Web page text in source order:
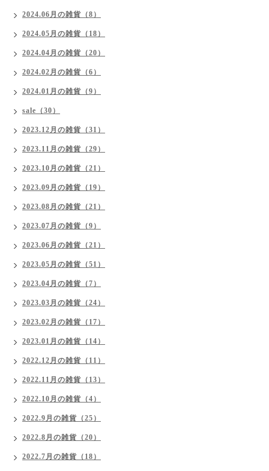
2024.06月の雑貨（8）
2024.05月の雑貨（18）
2024.04月の雑貨（20）
2024.02月の雑貨（6）
2024.01月の雑貨（9）
sale（30）
2023.12月の雑貨（31）
2023.11月の雑貨（29）
2023.10月の雑貨（21）
2023.09月の雑貨（19）
2023.08月の雑貨（21）
2023.07月の雑貨（9）
2023.06月の雑貨（21）
2023.05月の雑貨（51）
2023.04月の雑貨（7）
2023.03月の雑貨（24）
2023.02月の雑貨（17）
2023.01月の雑貨（14）
2022.12月の雑貨（11）
2022.11月の雑貨（13）
2022.10月の雑貨（4）
2022.9月の雑貨（25）
2022.8月の雑貨（20）
2022.7月の雑貨（18）